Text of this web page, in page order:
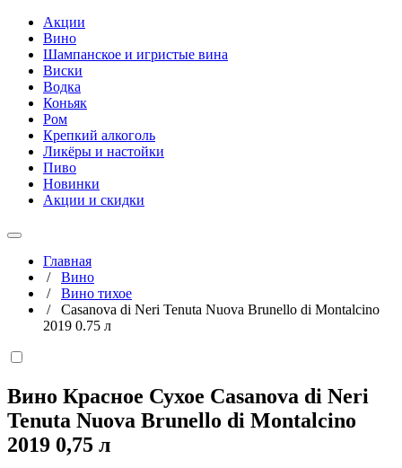
Акции
Вино
Шампанское и игристые вина
Виски
Водка
Коньяк
Ром
Крепкий алкоголь
Ликёры и настойки
Пиво
Новинки
Акции и скидки
Главная
/ Вино
/ Вино тихое
/ Casanova di Neri Tenuta Nuova Brunello di Montalcino
2019 0.75 л
Вино Красное Сухое Casanova di Neri
Tenuta Nuova Brunello di Montalcino
2019 0,75 л